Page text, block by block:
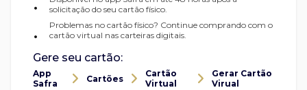
•
solicitação do seu cartão físico.
•
Problemas no cartão físico? Continue comprando com o
cartão virtual nas carteiras digitais.
Gere seu cartão:
App
Safra
Cartões
Cartão
Virtual
Gerar Cartão
Virual